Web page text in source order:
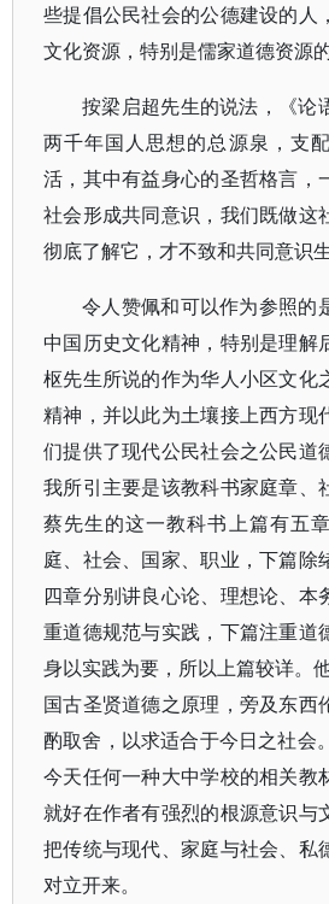
些提倡公民社会的公德建设的人
文化资源，特别是儒家道德资源
按梁启超先生的说法，《论
两千年国人思想的总源泉，支
活，其中有益身心的圣哲格言，
社会形成共同意识，我们既做这
彻底了解它，才不致和共同意识
令人赞佩和可以作为参照的
中国历史文化精神，特别是理解
枢先生所说的作为华人小区文化
精神，并以此为土壤接上西方现
们提供了现代公民社会之公民道
我所引主要是该教科书家庭章、
蔡先生的这一教科书上篇有五
庭、社会、国家、职业，下篇除
四章分别讲良心论、理想论、本
重道德规范与实践，下篇注重道
身以实践为要，所以上篇较详。
国古圣贤道德之原理，旁及东西
酌取舍，以求适合于今日之社会
今天任何一种大中学校的相关教
就好在作者有强烈的根源意识与
把传统与现代、家庭与社会、私
对立开来。